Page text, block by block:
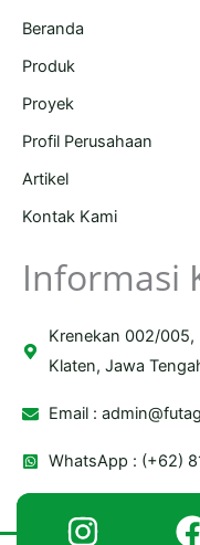
Beranda
Produk
Proyek
Profil Perusahaan
Artikel
Kontak Kami
Informasi
Krenekan 002/005,
Klaten, Jawa
Email :
WhatsApp : (+62)